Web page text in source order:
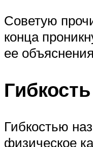
Советую
конца
ее
Гибкость
Гибкостью
физическое